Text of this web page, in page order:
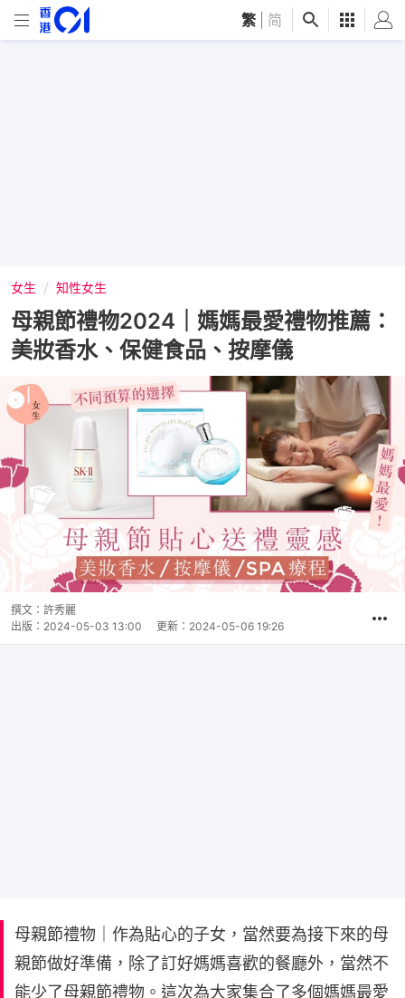
繁 简
女生 知性女生
母親節禮物2024｜媽媽最愛禮物推薦：
美妝香水、保健食品、按摩儀
撰文： 許秀麗
出版： 2024-05-03 13:00 更新： 2024-05-06 19:26
母親節禮物｜作為貼心的子女，當然要為接下來的母
親節做好準備，除了訂好媽媽喜歡的餐廳外，當然不
能少了母親節禮物。這次為大家集合了多個媽媽最愛